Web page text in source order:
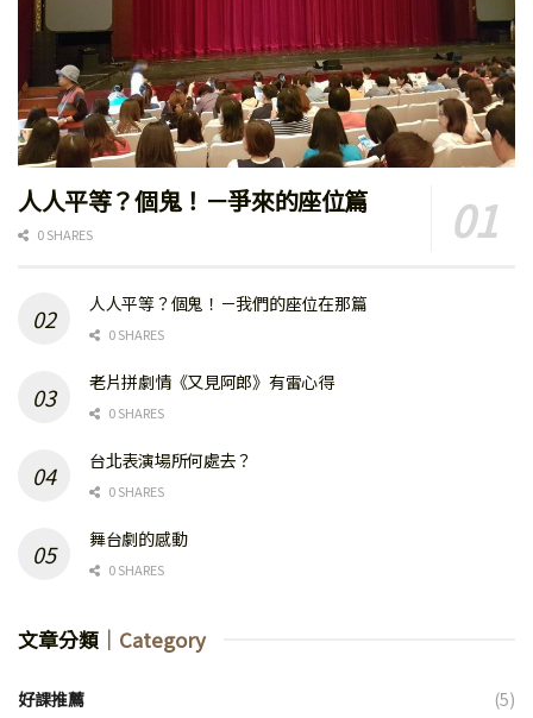
人人平等？個鬼！－爭來的座位篇
0 SHARES
人人平等？個鬼！－我們的座位在那篇
0 SHARES
老片拼劇情《又見阿郎》有雷心得
0 SHARES
台北表演場所何處去？
0 SHARES
舞台劇的感動
0 SHARES
文章分類 ｜Category
好課推薦
(5)